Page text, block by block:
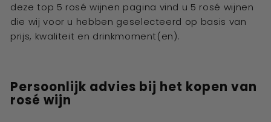
deze top 5 roséwijnen pagina vind u 5 rosé wijnen
die wij voor u hebben geselecteerd op basis van
prijs, kwaliteit en drinkmoment(en).
Persoonlijk advies bij het kopen van
rosé wijn